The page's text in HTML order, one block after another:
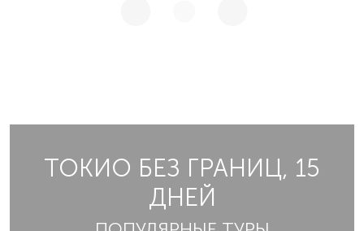
ТОКИО БЕЗ ГРАНИЦ, 15
ДНЕЙ